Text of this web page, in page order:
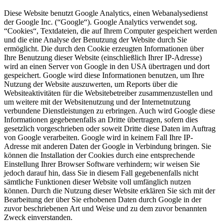
Diese Website benutzt Google Analytics, einen Webanalysedienst
der Google Inc. (“Google“). Google Analytics verwendet sog.
“Cookies“, Textdateien, die auf Ihrem Computer gespeichert werden
und die eine Analyse der Benutzung der Website durch Sie
ermöglicht. Die durch den Cookie erzeugten Informationen über
Ihre Benutzung dieser Website (einschließlich Ihrer IP-Adresse)
wird an einen Server von Google in den USA übertragen und dort
gespeichert. Google wird diese Informationen benutzen, um Ihre
Nutzung der Website auszuwerten, um Reports über die
Websiteaktivitäten für die Websitebetreiber zusammenzustellen und
um weitere mit der Websitenutzung und der Internetnutzung
verbundene Dienstleistungen zu erbringen. Auch wird Google diese
Informationen gegebenenfalls an Dritte übertragen, sofern dies
gesetzlich vorgeschrieben oder soweit Dritte diese Daten im Auftrag
von Google verarbeiten. Google wird in keinem Fall Ihre IP-
Adresse mit anderen Daten der Google in Verbindung bringen. Sie
können die Installation der Cookies durch eine entsprechende
Einstellung Ihrer Browser Software verhindern; wir weisen Sie
jedoch darauf hin, dass Sie in diesem Fall gegebenenfalls nicht
sämtliche Funktionen dieser Website voll umfänglich nutzen
können. Durch die Nutzung dieser Website erklären Sie sich mit der
Bearbeitung der über Sie erhobenen Daten durch Google in der
zuvor beschriebenen Art und Weise und zu dem zuvor benannten
Zweck einverstanden.